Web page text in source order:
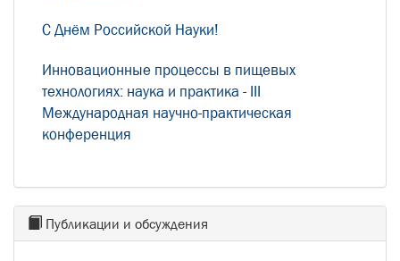
С Днём Российской Науки!
Инновационные процессы в пищевых
технологиях: наука и практика - III
Международная научно-практическая
конференция
Публикации и обсуждения